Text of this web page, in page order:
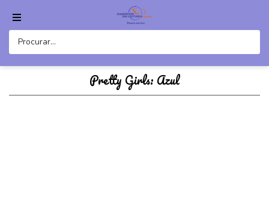
Pretty Girls: Azul